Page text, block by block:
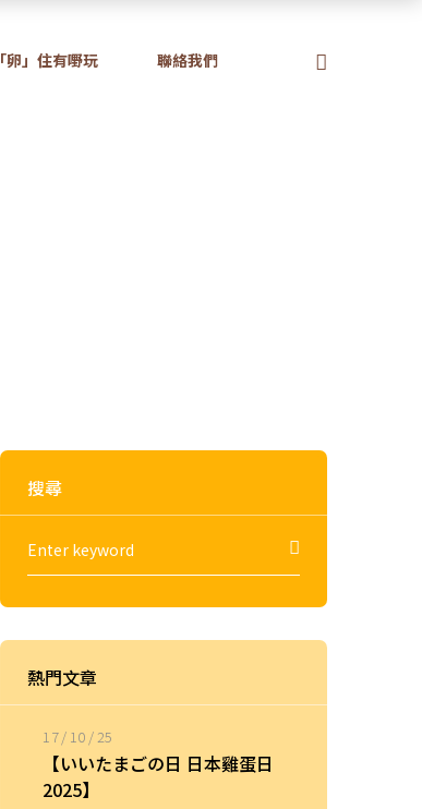
「卵」住有嘢玩 聯絡我們
搜尋
熱門文章
17 / 10 / 25
【いいたまごの日 日本雞蛋日
2025】